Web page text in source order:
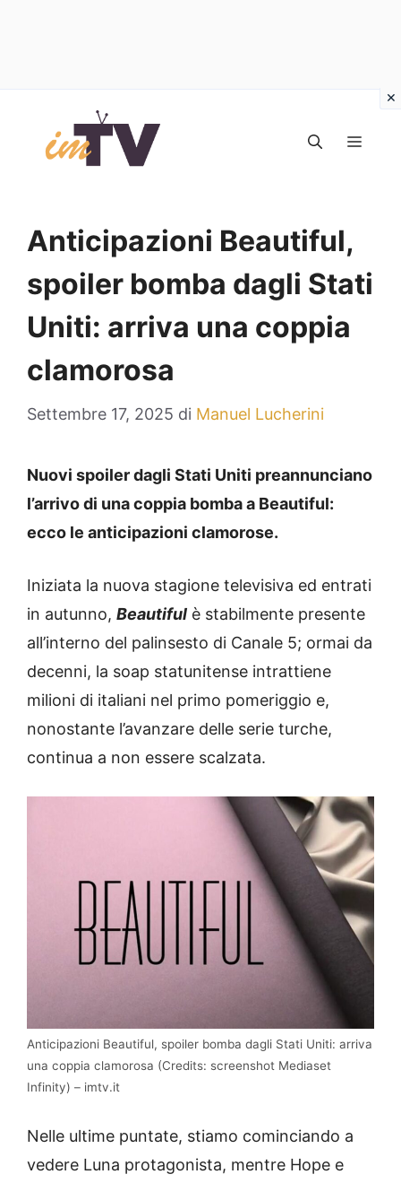
contenuto
Anticipazioni Beautiful,
spoiler bomba dagli Stati
Uniti: arriva una coppia
clamorosa
Settembre 17, 2025 di Manuel Lucherini
Nuovi spoiler dagli Stati Uniti preannunciano
l’arrivo di una coppia bomba a Beautiful:
ecco le anticipazioni clamorose.
Iniziata la nuova stagione televisiva ed entrati
in autunno, Beautiful è stabilmente presente
all’interno del palinsesto di Canale 5; ormai da
decenni, la soap statunitense intrattiene
milioni di italiani nel primo pomeriggio e,
nonostante l’avanzare delle serie turche,
continua a non essere scalzata.
Anticipazioni Beautiful, spoiler bomba dagli Stati Uniti: arriva
una coppia clamorosa (Credits: screenshot Mediaset
Infinity) – imtv.it
Nelle ultime puntate, stiamo cominciando a
vedere Luna protagonista, mentre Hope e